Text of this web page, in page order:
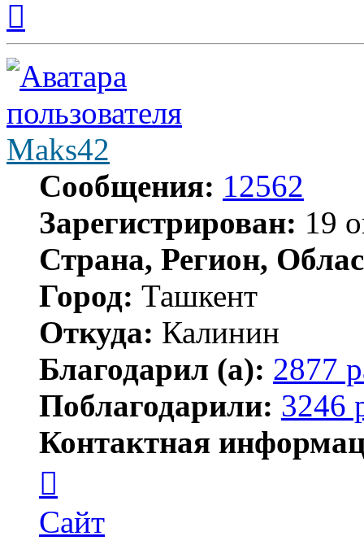
началу
Maks42
Сообщения: 12562
Зарегистрирован: 19
Страна, Регион,
Город: Ташкент
Откуда: Калинин
Благодарил (а): 2877
Поблагодарили: 3246
Контактная
пользователя
Maks42
Сайт